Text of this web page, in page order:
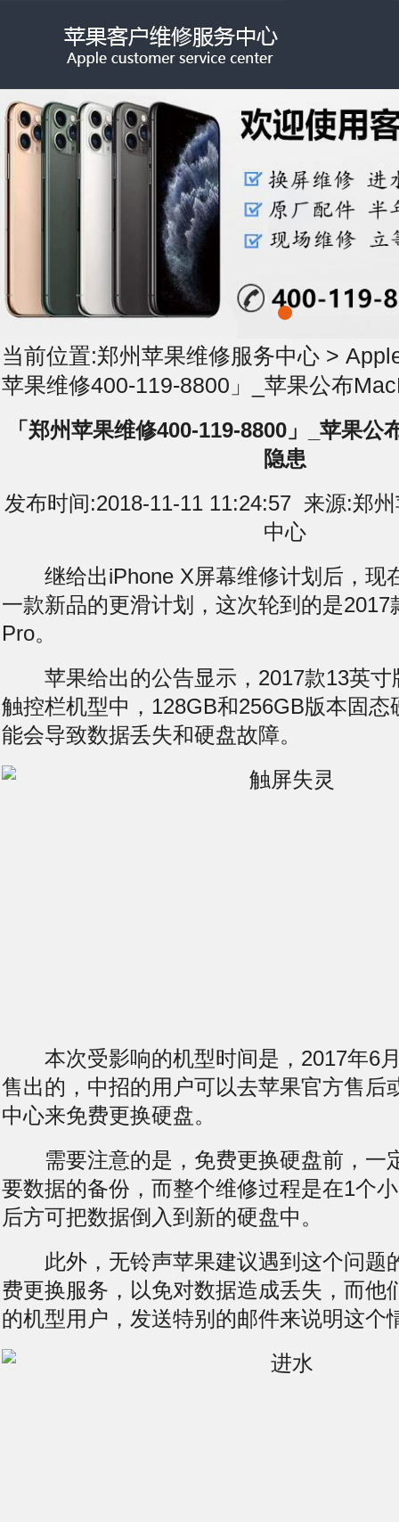
当前位置:郑州苹果维修服务中心 >
苹果维修400-119-8800」_苹果公布
「郑州苹果维修400-119-8800」_苹果
隐患
发布时间:2018-11-11 11:24:57 来源:郑
中心
继给出iPhone X屏幕维修计划后，现
一款新品的更滑计划，这次轮到的是2017
Pro。
苹果给出的公告显示，2017款13英寸
触控栏机型中，128GB和256GB版本固态
能会导致数据丢失和硬盘故障。
本次受影响的机型时间是，2017年6
售出的，中招的用户可以去苹果官方售后
中心来免费更换硬盘。
需要注意的是，免费更换硬盘前，一
要数据的备份，而整个维修过程是在1个
后方可把数据倒入到新的硬盘中。
此外， 无铃声苹果建议遇到这个问题
费更换服务，以免对数据造成丢失 ，而他
的机型用户，发送特别的邮件来说明这个